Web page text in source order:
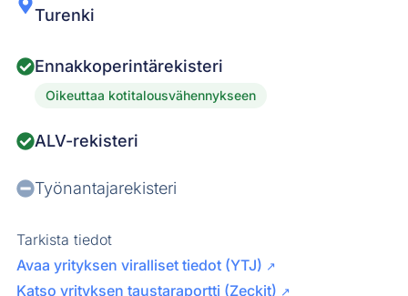
Turenki
Ennakkoperintärekisteri
Oikeuttaa kotitalousvähennykseen
ALV-rekisteri
Työnantajarekisteri
Tarkista tiedot
Avaa yrityksen viralliset tiedot (YTJ) ↗
Katso yrityksen taustaraportti (Zeckit) ↗